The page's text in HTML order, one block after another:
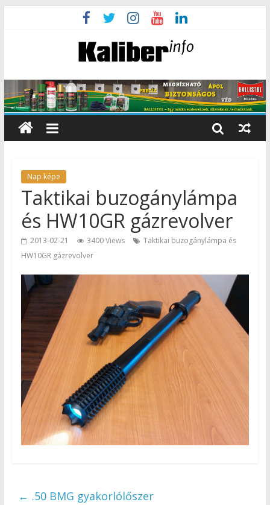
Nap képe
Taktikai buzogánylámpa
és HW10GR gázrevolver
2013-02-21 3400 Views
Taktikai buzogánylámpa és
HW10GR gázrevolver
← .50 BMG gyakorlólőszer